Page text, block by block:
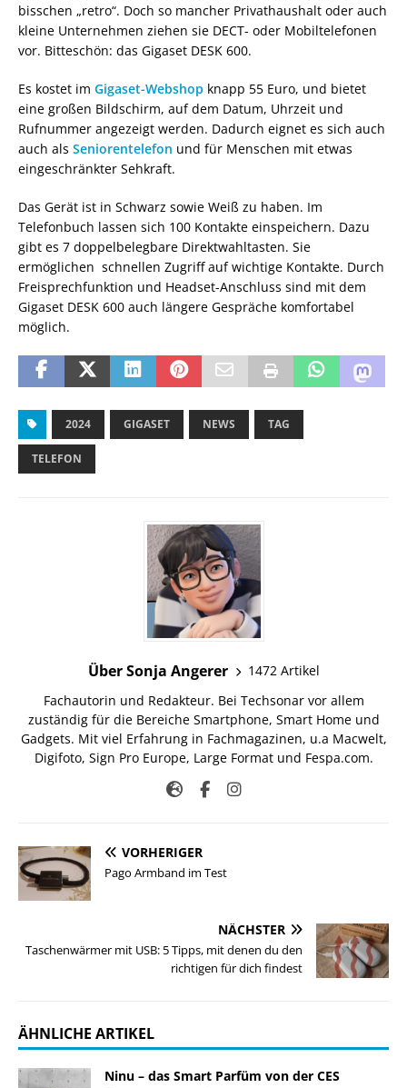
bisschen „retro“. Doch so mancher Privathaushalt oder auch
kleine Unternehmen ziehen sie DECT- oder Mobiltelefonen
vor. Bitteschön: das Gigaset DESK 600.
Es kostet im Gigaset-Webshop knapp 55 Euro, und bietet
eine großen Bildschirm, auf dem Datum, Uhrzeit und
Rufnummer angezeigt werden. Dadurch eignet es sich auch
auch als Seniorentelefon und für Menschen mit etwas
eingeschränkter Sehkraft.
Das Gerät ist in Schwarz sowie Weiß zu haben. Im
Telefonbuch lassen sich 100 Kontakte einspeichern. Dazu
gibt es 7 doppelbelegbare Direktwahltasten. Sie
ermöglichen schnellen Zugriff auf wichtige Kontakte. Durch
Freisprechfunktion und Headset-Anschluss sind mit dem
Gigaset DESK 600 auch längere Gespräche komfortabel
möglich.
2024 GIGASET NEWS TAG
TELEFON
Über Sonja Angerer
1472 Artikel
Fachautorin und Redakteur. Bei Techsonar vor allem
zuständig für die Bereiche Smartphone, Smart Home und
Gadgets. Mit viel Erfahrung in Fachmagazinen, u.a Macwelt,
Digifoto, Sign Pro Europe, Large Format und Fespa.com.
VORHERIGER
Pago Armband im Test
NÄCHSTER
Taschenwärmer mit USB: 5 Tipps, mit denen du den
richtigen für dich findest
ÄHNLICHE ARTIKEL
Ninu – das Smart Parfüm von der CES